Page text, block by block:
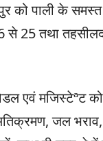
को पाली के समस्त
25 तथा
एवं मजिस्टेªट
जल भराव,